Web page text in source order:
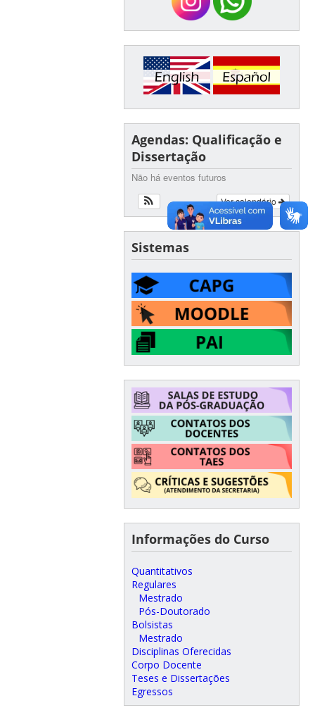
Agendas: Qualificação e
Dissertação
Não há eventos futuros
Ver calendário
Sistemas
Informações do Curso
Quantitativos
Regulares
Mestrado
Pós-Doutorado
Bolsistas
Mestrado
Disciplinas Oferecidas
Corpo Docente
Teses e Dissertações
Egressos